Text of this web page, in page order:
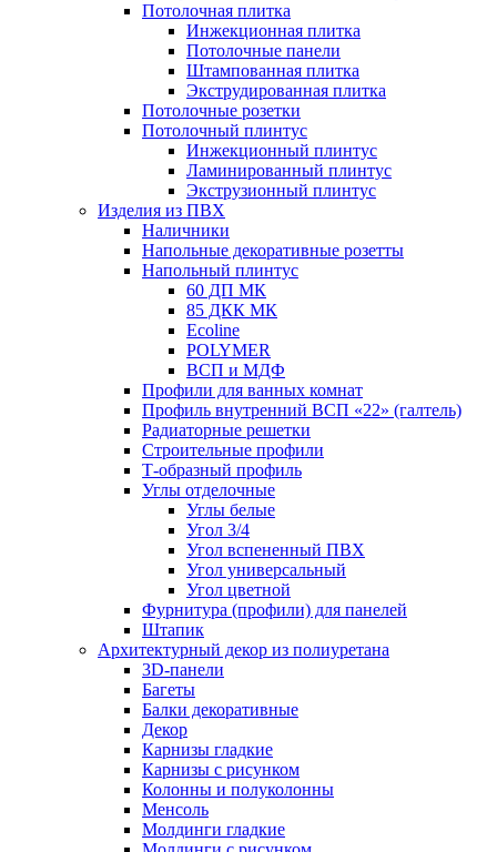
Потолочная плитка
Инжекционная плитка
Потолочные панели
Штампованная плитка
Экструдированная плитка
Потолочные розетки
Потолочный плинтус
Инжекционный плинтус
Ламинированный плинтус
Экструзионный плинтус
Изделия из ПВХ
Наличники
Напольные декоративные розетты
Напольный плинтус
60 ДП МК
85 ДКК МК
Ecoline
POLYMER
ВСП и МДФ
Профили для ванных комнат
Профиль внутренний ВСП «22» (галтель)
Радиаторные решетки
Строительные профили
Т-образный профиль
Углы отделочные
Углы белые
Угол 3/4
Угол вспененный ПВХ
Угол универсальный
Угол цветной
Фурнитура (профили) для панелей
Штапик
Архитектурный декор из полиуретана
3D-панели
Багеты
Балки декоративные
Декор
Карнизы гладкие
Карнизы с рисунком
Колонны и полуколонны
Менсоль
Молдинги гладкие